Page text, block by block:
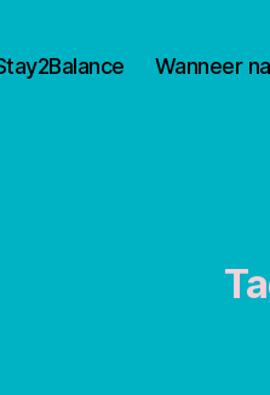
Wanneer